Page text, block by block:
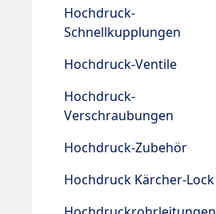
Hochdruck-
Schnellkupplungen
Hochdruck-Ventile
Hochdruck-
Verschraubungen
Hochdruck-Zubehör
Hochdruck Kärcher-Lock